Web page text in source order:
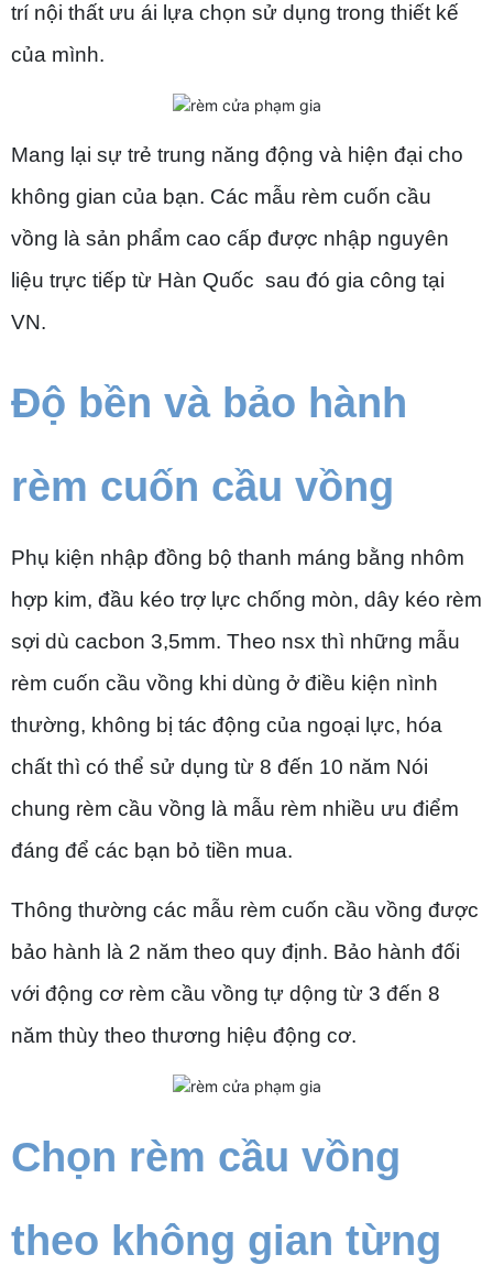
trí nội thất ưu ái lựa chọn sử dụng trong thiết kế
của mình.
Mang lại sự trẻ trung năng động và hiện đại cho
không gian của bạn. Các mẫu rèm cuốn cầu
vồng là sản phẩm cao cấp được nhập nguyên
liệu trực tiếp từ Hàn Quốc sau đó gia công tại
VN.
Độ bền và bảo hành
rèm cuốn cầu vồng
Phụ kiện nhập đồng bộ thanh máng bằng nhôm
hợp kim, đầu kéo trợ lực chống mòn, dây kéo rèm
sợi dù cacbon 3,5mm. Theo nsx thì những mẫu
rèm cuốn cầu vồng khi dùng ở điều kiện nình
thường, không bị tác động của ngoại lực, hóa
chất thì có thể sử dụng từ 8 đến 10 năm Nói
chung rèm cầu vồng là mẫu rèm nhiều ưu điểm
đáng để các bạn bỏ tiền mua.
Thông thường các mẫu rèm cuốn cầu vồng được
bảo hành là 2 năm theo quy định. Bảo hành đối
với động cơ rèm cầu vồng tự dộng từ 3 đến 8
năm thùy theo thương hiệu động cơ.
Chọn rèm cầu vồng
theo không gian từng